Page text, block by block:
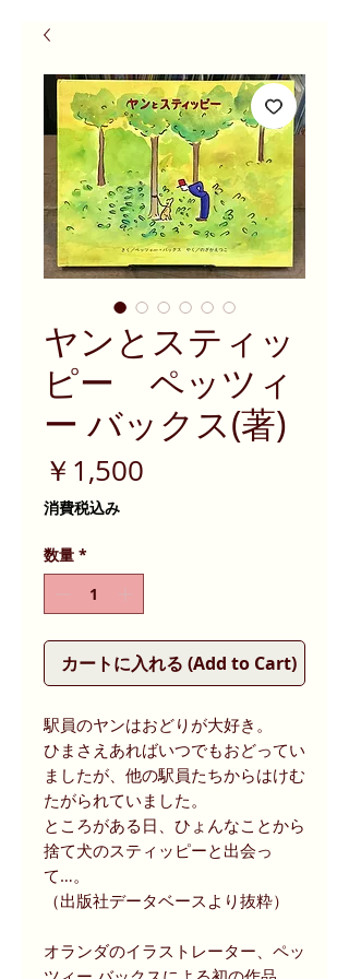
ヤンとスティッ
ピー ペッツィ
ー バックス(著)
￥1,500
消費税込み
数量 *
カートに入れる (Add to Cart)
駅員のヤンはおどりが大好き。
ひまさえあればいつでもおどってい
ましたが、他の駅員たちからはけむ
たがられていました。
ところがある日、ひょんなことから
捨て犬のスティッピーと出会っ
て…。
（出版社データベースより抜粋）
オランダのイラストレーター、ペッ